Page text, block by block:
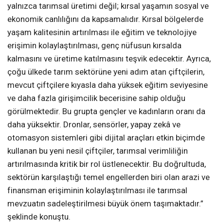
yalnızca tarımsal üretimi değil; kırsal yaşamın sosyal ve
ekonomik canlılığını da kapsamalıdır. Kırsal bölgelerde
yaşam kalitesinin artırılması ile eğitim ve teknolojiye
erişimin kolaylaştırılması, genç nüfusun kırsalda
kalmasını ve üretime katılmasını teşvik edecektir. Ayrıca,
çoğu ülkede tarım sektörüne yeni adım atan çiftçilerin,
mevcut çiftçilere kıyasla daha yüksek eğitim seviyesine
ve daha fazla girişimcilik becerisine sahip olduğu
görülmektedir. Bu grupta gençler ve kadınların oranı da
daha yüksektir. Dronlar, sensörler, yapay zekâ ve
otomasyon sistemleri gibi dijital araçları etkin biçimde
kullanan bu yeni nesil çiftçiler, tarımsal verimliliğin
artırılmasında kritik bir rol üstlenecektir. Bu doğrultuda,
sektörün karşılaştığı temel engellerden biri olan arazi ve
finansman erişiminin kolaylaştırılması ile tarımsal
mevzuatın sadeleştirilmesi büyük önem taşımaktadır.”
şeklinde konuştu.